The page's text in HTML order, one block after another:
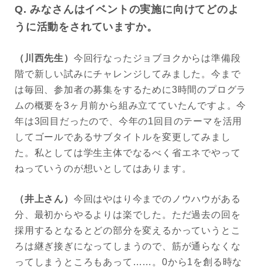
Q. みなさんはイベントの実施に向けてどのよ
うに活動をされていますか。
（川西先生） 今回行なったジョブヨクからは準備段
階で新しい試みにチャレンジしてみました。今まで
は毎回、参加者の募集をするために3時間のプログラ
ムの概要を3ヶ月前から組み立てていたんですよ。今
年は3回目だったので、今年の1回目のテーマを活用
してゴールであるサブタイトルを変更してみまし
た。私としては学生主体でなるべく省エネでやって
ねっていうのが想いとしてはあります。
（井上さん） 今回はやはり今までのノウハウがある
分、最初からやるよりは楽でした。ただ過去の回を
採用するとなるとどの部分を変えるかっていうとこ
ろは継ぎ接ぎになってしまうので、筋が通らなくな
ってしまうところもあって……。0から1を創る時な